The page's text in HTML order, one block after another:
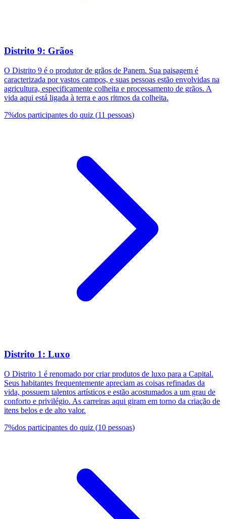
Distrito 9: Grãos
O Distrito 9 é o produtor de grãos de Panem. Sua paisagem é
caracterizada por vastos campos, e suas pessoas estão envolvidas na
agricultura, especificamente colheita e processamento de grãos. A
vida aqui está ligada à terra e aos ritmos da colheita.
7%dos participantes do quiz (11 pessoas)
Distrito 1: Luxo
O Distrito 1 é renomado por criar produtos de luxo para a Capital.
Seus habitantes frequentemente apreciam as coisas refinadas da
vida, possuem talentos artísticos e estão acostumados a um grau de
conforto e privilégio. As carreiras aqui giram em torno da criação de
itens belos e de alto valor.
7%dos participantes do quiz (10 pessoas)